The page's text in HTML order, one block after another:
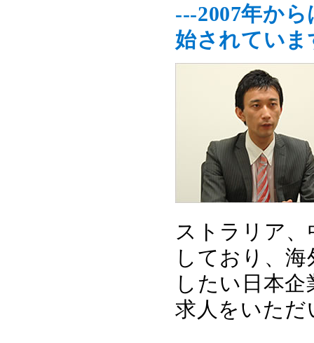
---2007年か
始されていま
ストラリア
しており、
したい日本
求人をいた